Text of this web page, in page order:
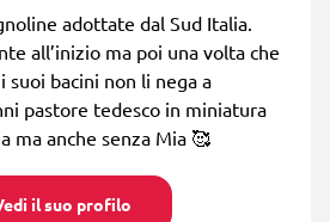
adottate dal Sud Italia.
all’inizio ma poi una volta che
suoi bacini non li nega a
pastore tedesco in miniatura
ma anche senza Mia 🥰
il suo profilo